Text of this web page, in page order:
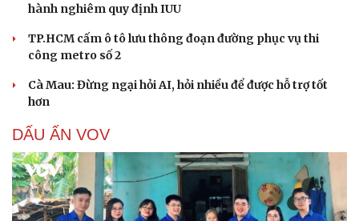
hành nghiêm quy định IUU
TP.HCM cấm ô tô lưu thông đoạn đường phục vụ thi
công metro số 2
Cà Mau: Đừng ngại hỏi AI, hỏi nhiều để được hỗ trợ tốt
hơn
DẤU ẤN VOV